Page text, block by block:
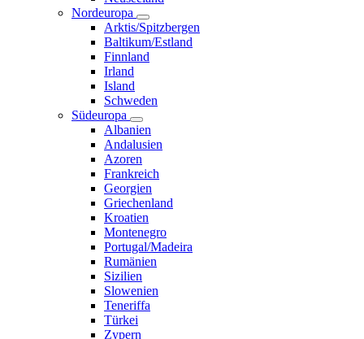
Nordeuropa
Arktis/Spitzbergen
Baltikum/Estland
Finnland
Irland
Island
Schweden
Südeuropa
Albanien
Andalusien
Azoren
Frankreich
Georgien
Griechenland
Kroatien
Montenegro
Portugal/Madeira
Rumänien
Sizilien
Slowenien
Teneriffa
Türkei
Zypern